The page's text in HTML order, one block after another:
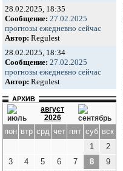
28.02.2025, 18:35
Сообщение: 27.02.2025
прогнозы ежедневно сейчас
Автор: Regulest
28.02.2025, 18:34
Сообщение: 27.02.2025
прогнозы ежедневно сейчас
Автор: Regulest
АРХИВ
август
2026
пон втр срд чет пят суб вск
1
2
3
4 5 6 7 8
9